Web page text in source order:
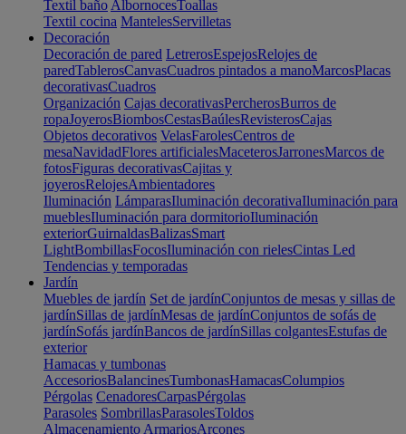
Textil baño AlbornocesToallas
Textil cocina MantelesServilletas
Decoración
Decoración de pared LetrerosEspejosRelojes de
paredTablerosCanvasCuadros pintados a manoMarcosPlacas
decorativasCuadros
Organización Cajas decorativasPercherosBurros de
ropaJoyerosBiombosCestasBaúlesRevisterosCajas
Objetos decorativos VelasFarolesCentros de
mesaNavidadFlores artificialesMaceterosJarronesMarcos de
fotosFiguras decorativasCajitas y
joyerosRelojesAmbientadores
Iluminación LámparasIluminación decorativaIluminación para
mueblesIluminación para dormitorioIluminación
exteriorGuirnaldasBalizasSmart
LightBombillasFocosIluminación con rielesCintas Led
Tendencias y temporadas
Jardín
Muebles de jardín Set de jardínConjuntos de mesas y sillas de
jardínSillas de jardínMesas de jardínConjuntos de sofás de
jardínSofás jardínBancos de jardínSillas colgantesEstufas de
exterior
Hamacas y tumbonas
AccesoriosBalancinesTumbonasHamacasColumpios
Pérgolas CenadoresCarpasPérgolas
Parasoles SombrillasParasolesToldos
Almacenamiento ArmariosArcones